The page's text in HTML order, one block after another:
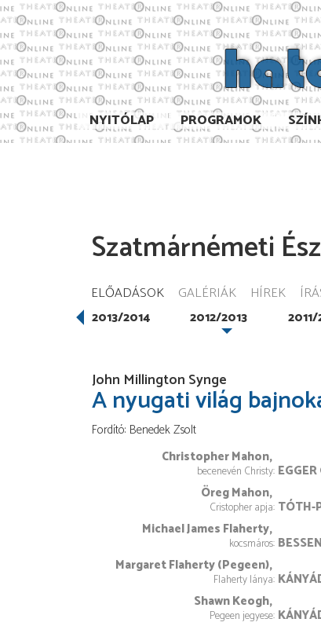
NYITÓLAP PROGRAMOK
Szatmárnémeti
ELŐADÁSOK GALÉRIÁK HÍREK
2013/2014 2012/2013
John Millington Synge
A nyugati világ
Fordító Benedek Zsolt
Christopher Mahon
becenevén Christy
Öreg Mahon
Cristopher apja TÓTH-
Michael James Flaherty
kocsmáros
Margaret Flaherty (Pegeen)
Flaherty lánya
Shawn Keogh
Pegeen jegyese